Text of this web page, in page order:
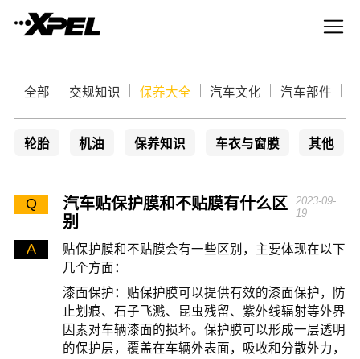
全部 交规知识 保养大全 汽车文化 汽车部件
轮胎 机油 保养知识 车衣与窗膜 其他
Q
汽车贴保护膜和不贴膜有什么区
别
2023-09-
19
A
贴保护膜和不贴膜会有一些区别，主要体现在以下
几个方面：
漆面保护：贴保护膜可以提供有效的漆面保护，防
止划痕、石子飞溅、昆虫残留、紫外线辐射等外界
因素对车辆漆面的损坏。保护膜可以形成一层透明
的保护层，覆盖在车辆外表面，吸收和分散外力，